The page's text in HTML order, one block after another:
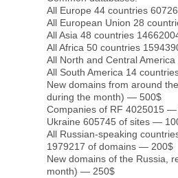
All Europe 44 countries
All European Union 28
All Asia 48 countries
All Africa 50 countries
All North and Central
All South America 14
New domains from around
during the month) — 500$
Companies of RF 4025015
Ukraine 605745 of sites —
All Russian-speaking
1979217 of domains — 200$
New domains of the Russia,
month) — 250$